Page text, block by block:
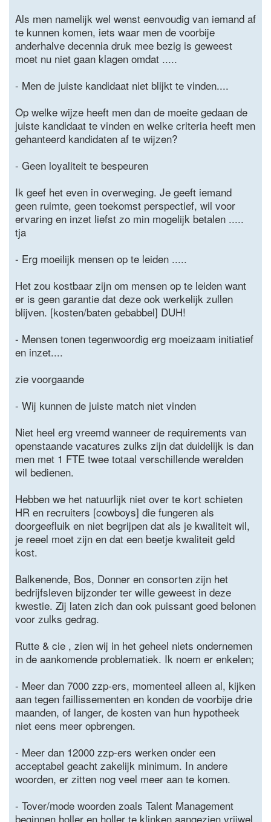
Als men namelijk wel wenst eenvoudig van iemand af
te kunnen komen, iets waar men de voorbije
anderhalve decennia druk mee bezig is geweest
moet nu niet gaan klagen omdat .....
- Men de juiste kandidaat niet blijkt te vinden....
Op welke wijze heeft men dan de moeite gedaan de
juiste kandidaat te vinden en welke criteria heeft men
gehanteerd kandidaten af te wijzen?
- Geen loyaliteit te bespeuren
Ik geef het even in overweging. Je geeft iemand
geen ruimte, geen toekomst perspectief, wil voor
ervaring en inzet liefst zo min mogelijk betalen .....
tja
- Erg moeilijk mensen op te leiden .....
Het zou kostbaar zijn om mensen op te leiden want
er is geen garantie dat deze ook werkelijk zullen
blijven. [kosten/baten gebabbel] DUH!
- Mensen tonen tegenwoordig erg moeizaam initiatief
en inzet....
zie voorgaande
- Wij kunnen de juiste match niet vinden
Niet heel erg vreemd wanneer de requirements van
openstaande vacatures zulks zijn dat duidelijk is dan
men met 1 FTE twee totaal verschillende werelden
wil bedienen.
Hebben we het natuurlijk niet over te kort schieten
HR en recruiters [cowboys] die fungeren als
doorgeefluik en niet begrijpen dat als je kwaliteit wil,
je reeel moet zijn en dat een beetje kwaliteit geld
kost.
Balkenende, Bos, Donner en consorten zijn het
bedrijfsleven bijzonder ter wille geweest in deze
kwestie. Zij laten zich dan ook puissant goed belonen
voor zulks gedrag.
Rutte & cie , zien wij in het geheel niets ondernemen
in de aankomende problematiek. Ik noem er enkelen;
- Meer dan 7000 zzp-ers, momenteel alleen al, kijken
aan tegen faillissementen en konden de voorbije drie
maanden, of langer, de kosten van hun hypotheek
niet eens meer opbrengen.
- Meer dan 12000 zzp-ers werken onder een
acceptabel geacht zakelijk minimum. In andere
woorden, er zitten nog veel meer aan te komen.
- Tover/mode woorden zoals Talent Management
beginnen holler en holler te klinken aangezien vrijwel